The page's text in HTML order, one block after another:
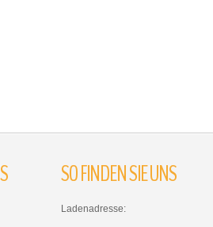
SOFINDENSIEUNS
Ladenadresse: